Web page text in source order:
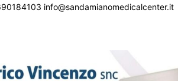
info@sandamianomedicalcenter.it